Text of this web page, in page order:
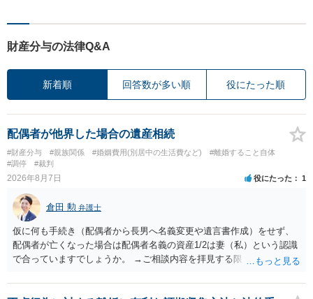
財産分与の法律Q&A
新着順 回答数が多い順 役にたった順
配偶者が他界した場合の遺産相続
#財産分与 #親族関係 #婚姻費用(別居中の生活費など)
#離婚すること自体
#調停
#裁判
2026年8月7日 役にたった 1
倉田 勲 弁護士
仮に何も手続き（配偶者から長男へ名義変更や遺言書作成）をせず、
配偶者が亡くなった場合は配偶者名義の資産1/2は妻（私）という認識
で合っていますでしょうか。 →ご相談内容を拝見する限りでは、その
完全に所有する場合は、他の相続人に対して自宅の評価額の１/２の代